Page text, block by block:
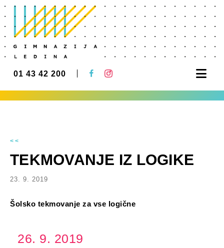
01 43 42 200
<<
TEKMOVANJE IZ LOGIKE
23. 9. 2019
Šolsko tekmovanje za vse logične
26. 9. 2019